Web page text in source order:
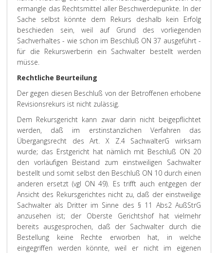
ermangle das Rechtsmittel aller Beschwerdepunkte. In der
Sache selbst könnte dem Rekurs deshalb kein Erfolg
beschieden sein, weil auf Grund des vorliegenden
Sachverhaltes - wie schon im Beschluß ON 37 ausgeführt -
für die Rekurswerberin ein Sachwalter bestellt werden
müsse.
Rechtliche Beurteilung
Der gegen diesen Beschluß von der Betroffenen erhobene
Revisionsrekurs ist nicht zulässig.
Dem Rekursgericht kann zwar darin nicht beigepflichtet
werden, daß im erstinstanzlichen Verfahren das
Übergangsrecht des Art. X Z.4 SachwalterG wirksam
wurde; das Erstgericht hat nämlich mit Beschluß ON 20
den vorläufigen Beistand zum einstweiligen Sachwalter
bestellt und somit selbst den Beschluß ON 10 durch einen
anderen ersetzt (vgl ON 49). Es trifft auch entgegen der
Ansicht des Rekursgerichtes nicht zu, daß der einstweilige
Sachwalter als Dritter im Sinne des § 11 Abs2 AußStrG
anzusehen ist; der Oberste Gerichtshof hat vielmehr
bereits ausgesprochen, daß der Sachwalter durch die
Bestellung keine Rechte erworben hat, in welche
eingegriffen werden könnte, weil er nicht im eigenen